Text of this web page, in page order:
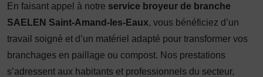
En faisant appel à notre service broyeur de branche
SAELEN Saint-Amand-les-Eaux, vous bénéficiez d’un
travail soigné et d’un matériel adapté pour transformer vos
branchages en paillage ou compost. Nos prestations
s’adressent aux habitants et professionnels du secteur,